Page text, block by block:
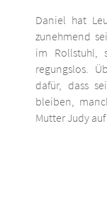
Daniel hat
zunehmend
im Rollstuhl,
regungslos.
dafür, dass
bleiben,
Mutter Judy